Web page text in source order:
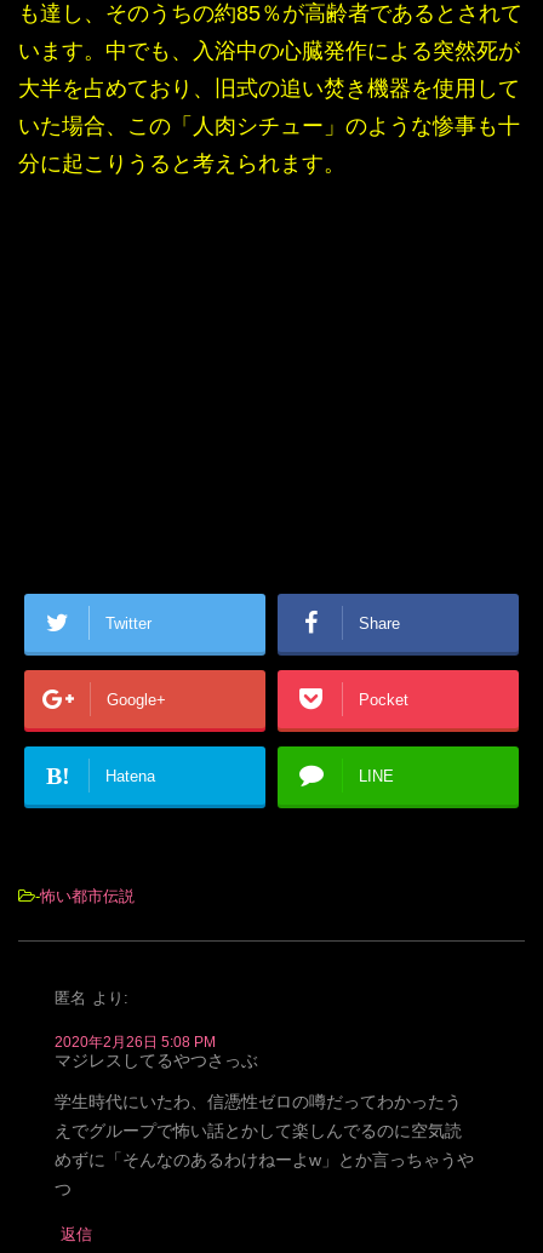
も達し、そのうちの約85％が高齢者であるとされて
います。中でも、入浴中の心臓発作による突然死が
大半を占めており、旧式の追い焚き機器を使用して
いた場合、この「人肉シチュー」のような惨事も十
分に起こりうると考えられます。
Twitter Share
Google+ Pocket
B! Hatena LINE
-怖い都市伝説
匿名 より:
2020年2月26日 5:08 PM
マジレスしてるやつさっぶ
学生時代にいたわ、信憑性ゼロの噂だってわかったう
えでグループで怖い話とかして楽しんでるのに空気読
めずに「そんなのあるわけねーよw」とか言っちゃうや
つ
返信